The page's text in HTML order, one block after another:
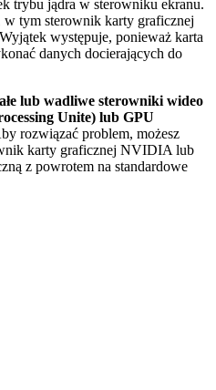
trybu jądra w sterowniku ekranu.
tym sterownik karty graficznej
występuje, ponieważ karta
danych docierających do
lub wadliwe sterowniki wideo
Unite) lub GPU
rozwiązać problem, możesz
karty graficznej NVIDIA lub
z powrotem na standardowe